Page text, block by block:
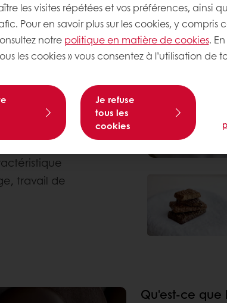
qui consiste à le
les cristaux de
et une texture
sucre
travail de
Qu'est-ce que
les visites répétées et vos préférences, ainsi
Pour en savoir plus sur les cookies, y compris
notre politique en matière de cookies.
les cookies » vous consentez à l’utilisation de
Je refuse
tous les
cookies